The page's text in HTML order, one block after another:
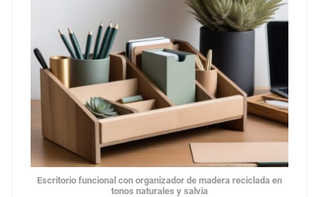
Escritorio funcional con organizador de madera reciclada en
tonos naturales y salvia